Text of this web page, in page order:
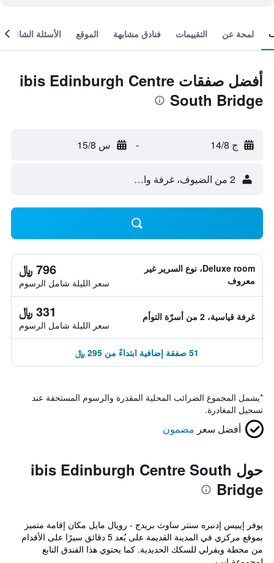
لمحة عن التقييمات فنادق مشابهة الموقع الأسئلة الشائعة
أفضل صفقات ibis Edinburgh Centre
South Bridge
ج 14/8 - س 15/8
2 من الضيوف، غرفة واحدة
Deluxe room، نوع السرير غير
معروف
796 ﷼
سعر الليلة شامل الرسوم
غرفة قياسية، 2 من أسرّة التوأم 331 ﷼
سعر الليلة شامل الرسوم
51 صفقة إضافية ابتداءً من 295 ﷼
*يشمل المجموع الضرائب المحلية المقدرة والرسوم المستحقة عند
تسجيل المغادرة.
أفضل سعر مضمون
حول ibis Edinburgh Centre South
Bridge
يوفر إيبيس إدنبره سنتر ساوث بريدج - رويال مايل مكان إقامة متميز
بموقع مركزي في المدينة القديمة على بُعد 5 دقائق سيرًا على الأقدام
من محطة ويفرلي للسكك الحديدية. كما يحتوي هذا الفندق التابع